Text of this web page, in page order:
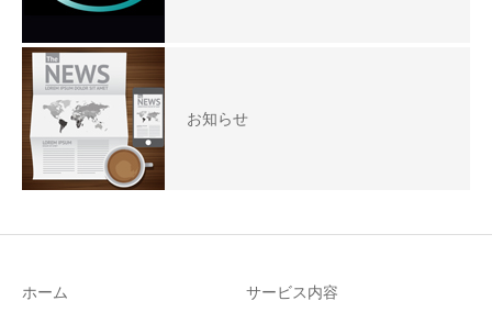
お知らせ
ホーム サービス内容